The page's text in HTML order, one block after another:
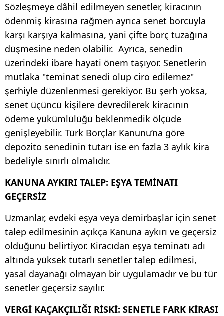
Sözleşmeye dâhil edilmeyen senetler, kiracının
ödenmiş kirasına rağmen ayrıca senet borcuyla
karşı karşıya kalmasına, yani çifte borç tuzağına
düşmesine neden olabilir. ​ Ayrıca, senedin
üzerindeki ibare hayati önem taşıyor. Senetlerin
mutlaka "teminat senedi olup ciro edilemez"
şerhiyle düzenlenmesi gerekiyor. Bu şerh yoksa,
senet üçüncü kişilere devredilerek kiracının
ödeme yükümlülüğü beklenmedik ölçüde
genişleyebilir. Türk Borçlar Kanunu’na göre
depozito senedinin tutarı ise en fazla 3 aylık kira
bedeliyle sınırlı olmalıdır.
​KANUNA AYKIRI TALEP: EŞYA TEMİNATI
GEÇERSİZ ​
Uzmanlar, evdeki eşya veya demirbaşlar için senet
talep edilmesinin açıkça Kanuna aykırı ve geçersiz
olduğunu belirtiyor. Kiracıdan eşya teminatı adı
altında yüksek tutarlı senetler talep edilmesi,
yasal dayanağı olmayan bir uygulamadır ve bu tür
senetler geçersiz sayılır.
​VERGİ KAÇAKÇILIĞI RİSKİ: SENETLE FARK KİRASI